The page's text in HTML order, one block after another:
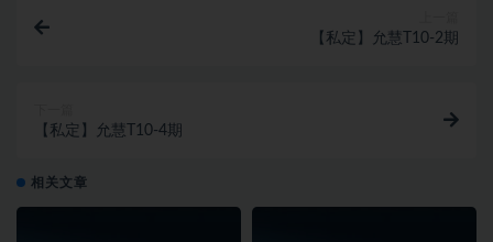
【私定】允慧T10-2期
【私定】允慧T10-4期
相关文章